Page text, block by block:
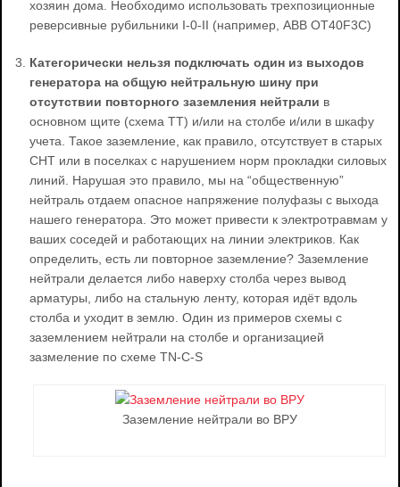
хозяин дома. Необходимо использовать трехпозиционные
реверсивные рубильники I-0-II (например, ABB OT40F3C)
Категорически нельзя подключать один из выходов
генератора на общую нейтральную шину при
отсутствии повторного заземления нейтрали в
основном щите (схема ТТ) и/или на столбе и/или в шкафу
учета. Такое заземление, как правило, отсутствует в старых
СНТ или в поселках с нарушением норм прокладки силовых
линий. Нарушая это правило, мы на “общественную”
нейтраль отдаем опасное напряжение полуфазы с выхода
нашего генератора. Это может привести к электротравмам у
ваших соседей и работающих на линии электриков. Как
определить, есть ли повторное заземление? Заземление
нейтрали делается либо наверху столба через вывод
арматуры, либо на стальную ленту, которая идёт вдоль
столба и уходит в землю. Один из примеров схемы с
заземлением нейтрали на столбе и организацией
зазмеление по схеме TN-C-S
Заземление нейтрали во ВРУ